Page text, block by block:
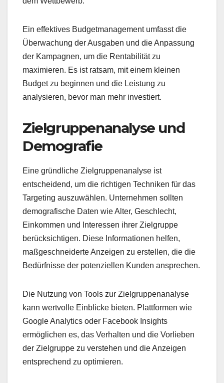
Ein effektives Budgetmanagement umfasst die
Überwachung der Ausgaben und die Anpassung
der Kampagnen, um die Rentabilität zu
maximieren. Es ist ratsam, mit einem kleinen
Budget zu beginnen und die Leistung zu
analysieren, bevor man mehr investiert.
Zielgruppenanalyse und
Demografie
Eine gründliche Zielgruppenanalyse ist
entscheidend, um die richtigen Techniken für das
Targeting auszuwählen. Unternehmen sollten
demografische Daten wie Alter, Geschlecht,
Einkommen und Interessen ihrer Zielgruppe
berücksichtigen. Diese Informationen helfen,
maßgeschneiderte Anzeigen zu erstellen, die die
Bedürfnisse der potenziellen Kunden ansprechen.
Die Nutzung von Tools zur Zielgruppenanalyse
kann wertvolle Einblicke bieten. Plattformen wie
Google Analytics oder Facebook Insights
ermöglichen es, das Verhalten und die Vorlieben
der Zielgruppe zu verstehen und die Anzeigen
entsprechend zu optimieren.